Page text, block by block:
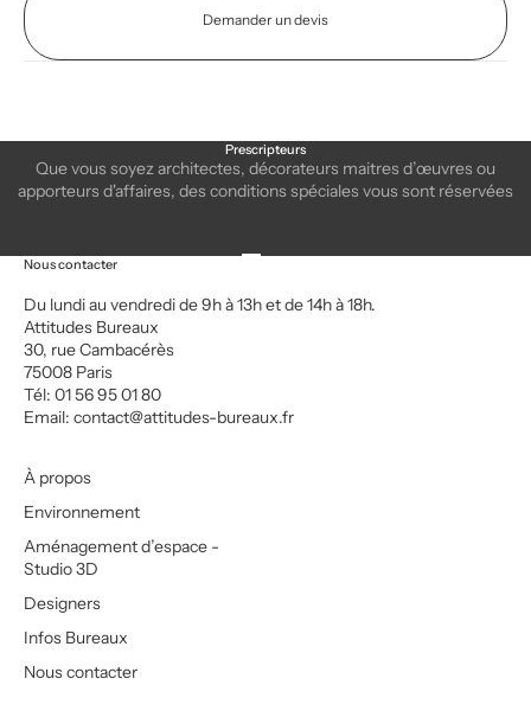
Demander un devis
Prescripteurs
Que vous soyez architectes, décorateurs maitres d’œuvres ou
apporteurs d'affaires, des conditions spéciales vous sont réservées
Nous contacter
Du lundi au vendredi de 9h à 13h et de 14h à 18h.
Attitudes Bureaux
30, rue Cambacérès
75008 Paris
Tél: 01 56 95 01 80
Email: contact@attitudes-bureaux.fr
À propos
Environnement
Aménagement d’espace -
Studio 3D
Designers
Infos Bureaux
Nous contacter